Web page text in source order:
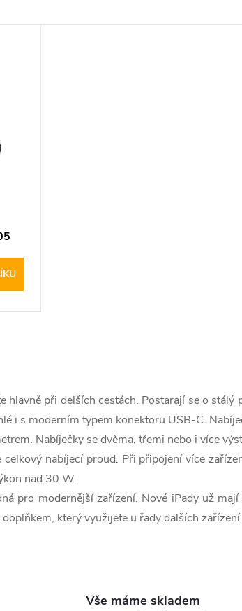
hlavně při delších cestách. Postarají se o
i s moderním typem konektoru USB-C.
Nabíječky se dvěma, třemi nebo i více
celkový nabíjecí proud. Při připojení více
nad 30 W.
pro modernější zařízení. Nové iPady už
který využijete u řady dalších
Vše máme skladem